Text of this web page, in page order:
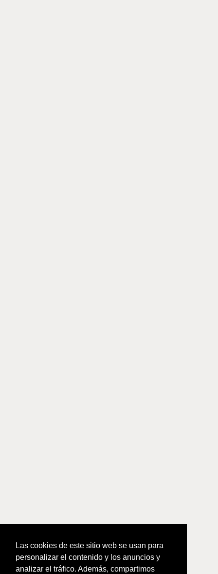
Las cookies de este sitio web se usan para
personalizar el contenido y los anuncios y
analizar el tráfico. Además, compartimos